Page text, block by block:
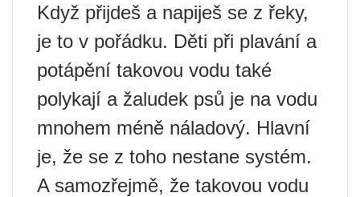
Když přijdeš a napiješ se z řeky,
je to v pořádku. Děti při plavání a
potápění takovou vodu také
polykají a žaludek psů je na vodu
mnohem méně náladový. Hlavní
je, že se z toho nestane systém.
A samozřejmě, že takovou vodu